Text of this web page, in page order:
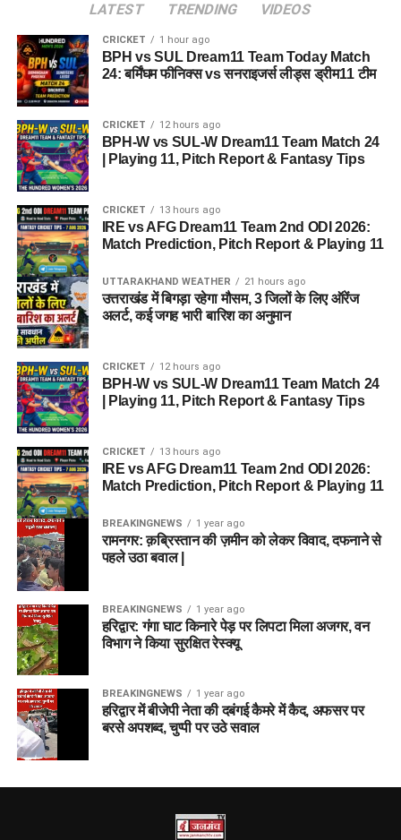
LATEST TRENDING VIDEOS
CRICKET 1 hour ago
BPH vs SUL Dream11 Team Today Match
24: बर्मिंघम फीनिक्स vs सनराइजर्स लीड्स ड्रीम11 टीम
CRICKET 12 hours ago
BPH-W vs SUL-W Dream11 Team Match 24
| Playing 11, Pitch Report & Fantasy Tips
CRICKET 13 hours ago
IRE vs AFG Dream11 Team 2nd ODI 2026:
Match Prediction, Pitch Report & Playing 11
UTTARAKHAND WEATHER 21 hours ago
उत्तराखंड में बिगड़ा रहेगा मौसम, 3 जिलों के लिए ऑरेंज
अलर्ट, कई जगह भारी बारिश का अनुमान
CRICKET 12 hours ago
BPH-W vs SUL-W Dream11 Team Match 24
| Playing 11, Pitch Report & Fantasy Tips
CRICKET 13 hours ago
IRE vs AFG Dream11 Team 2nd ODI 2026:
Match Prediction, Pitch Report & Playing 11
BREAKINGNEWS 1 year ago
रामनगर: क़ब्रिस्तान की ज़मीन को लेकर विवाद, दफनाने से
पहले उठा बवाल |
BREAKINGNEWS 1 year ago
हरिद्वार: गंगा घाट किनारे पेड़ पर लिपटा मिला अजगर, वन
विभाग ने किया सुरक्षित रेस्क्यू
BREAKINGNEWS 1 year ago
हरिद्वार में बीजेपी नेता की दबंगई कैमरे में कैद, अफसर पर
बरसे अपशब्द, चुप्पी पर उठे सवाल